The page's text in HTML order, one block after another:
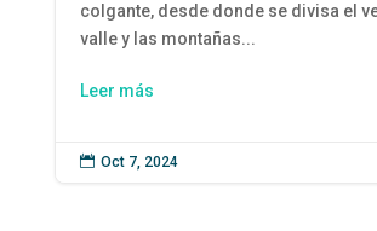
colgante, desde donde se divisa el
valle y las montañas...
Leer más
 Oct 7, 2024